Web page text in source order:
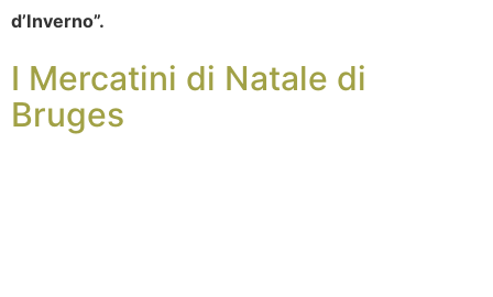
d’Inverno”.
I Mercatini di Natale di
Bruges